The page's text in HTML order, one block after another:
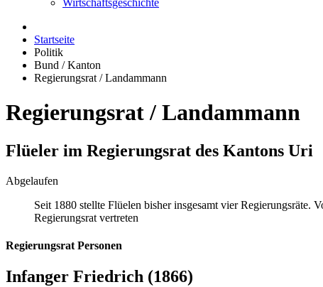
Wirtschaftsgeschichte
Startseite
Politik
Bund / Kanton
Regierungsrat / Landammann
Regierungsrat / Landammann
Flüeler im Regierungsrat des Kantons Uri
Abgelaufen
Seit 1880 stellte Flüelen bisher insgesamt vier
Regierungsrat vertreten
Regierungsrat Personen
Infanger Friedrich (1866)